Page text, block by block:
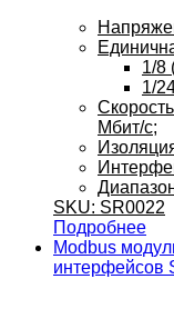
1/8
1/
Mбит/c;
SKU: SR0022
Подробнее
Modbus
интерфейсов